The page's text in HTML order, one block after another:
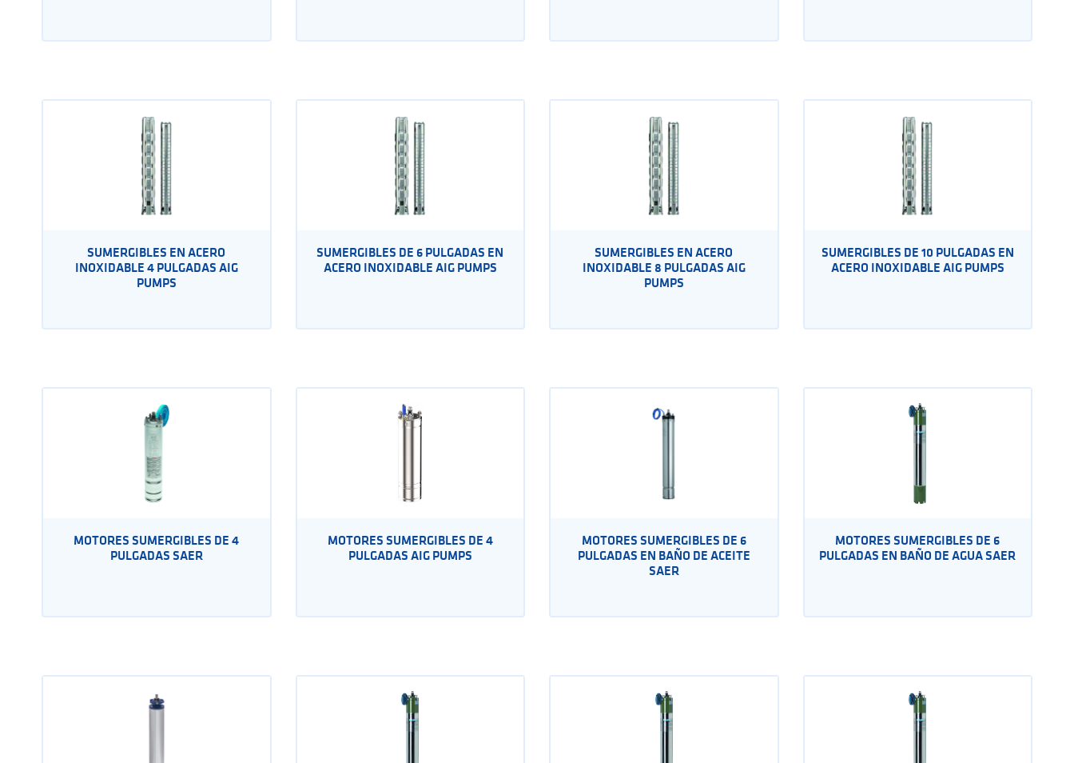
SUMERGIBLES EN ACERO
INOXIDABLE 4 PULGADAS AIG
PUMPS
SUMERGIBLES DE 6 PULGADAS EN
ACERO INOXIDABLE AIG PUMPS
SUMERGIBLES EN ACERO
INOXIDABLE 8 PULGADAS AIG
PUMPS
SUMERGIBLES DE 10 PULGADAS EN
ACERO INOXIDABLE AIG PUMPS
MOTORES SUMERGIBLES DE 4
PULGADAS SAER
MOTORES SUMERGIBLES DE 4
PULGADAS AIG PUMPS
MOTORES SUMERGIBLES DE 6
PULGADAS EN BAÑO DE ACEITE
SAER
MOTORES SUMERGIBLES DE 6
PULGADAS EN BAÑO DE AGUA SAER